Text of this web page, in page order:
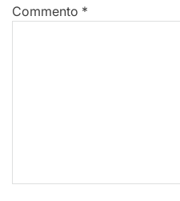
Commento *